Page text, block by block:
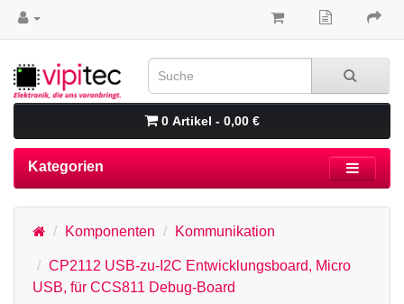
0 Artikel - 0,00 €
Kategorien
Komponenten Kommunikation
CP2112 USB-zu-I2C Entwicklungsboard, Micro
USB, für CCS811 Debug-Board